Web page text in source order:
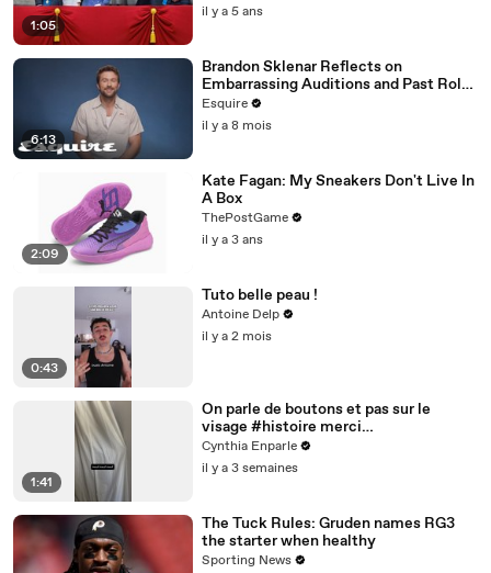
1:05
il y a 5 ans
6:13
Brandon Sklenar Reflects on
Embarrassing Auditions and Past Roles
| How I Got Here | Esquire
Esquire
il y a 8 mois
2:09
Kate Fagan: My Sneakers Don't Live In
A Box
ThePostGame
il y a 3 ans
0:43
Tuto belle peau !
Antoine Delp
il y a 2 mois
1:41
On parle de boutons et pas sur le
visage #histoire merci
@studio_paillette prêt*
Cynthia Enparle
il y a 3 semaines
The Tuck Rules: Gruden names RG3
the starter when healthy
Sporting News